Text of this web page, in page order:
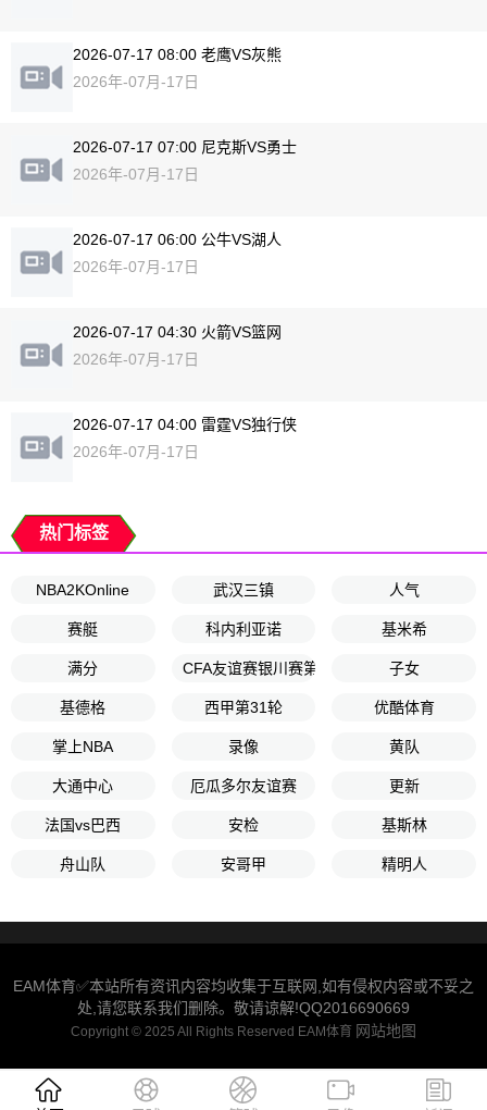
2026-07-17 08:00 老鹰VS灰熊
2026年-07月-17日
2026-07-17 07:00 尼克斯VS勇士
2026年-07月-17日
2026-07-17 06:00 公牛VS湖人
2026年-07月-17日
2026-07-17 04:30 火箭VS篮网
2026年-07月-17日
2026-07-17 04:00 雷霆VS独行侠
2026年-07月-17日
热门标签
NBA2KOnline 武汉三镇 人气
赛艇 科内利亚诺 基米希
满分 CFA友谊赛银川赛第2轮 子女
基德格 西甲第31轮 优酷体育
掌上NBA 录像 黄队
大通中心 厄瓜多尔友谊赛 更新
法国vs巴西 安检 基斯林
舟山队 安哥甲 精明人
EAM体育✅本站所有资讯内容均收集于互联网,如有侵权内容或不妥之
处,请您联系我们删除。敬请谅解!QQ2016690669
Copyright © 2025 All Rights Reserved EAM体育 网站地图